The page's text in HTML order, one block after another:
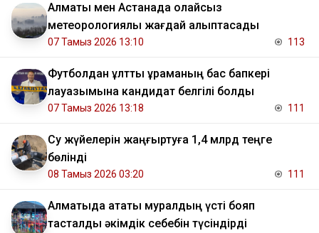
Алматы мен Астанада қолайсыз
метеорологиялық жағдай қалыптасады
07 Тамыз 2026 13:10 113
Футболдан ұлттық құраманың бас бапкері
лауазымына кандидат белгілі болды
07 Тамыз 2026 13:18 111
Су жүйелерін жаңғыртуға 1,4 млрд теңге
бөлінді
08 Тамыз 2026 03:20 111
Алматыда атақты муралдың үсті бояп
тасталды әкімдік себебін түсіндірді